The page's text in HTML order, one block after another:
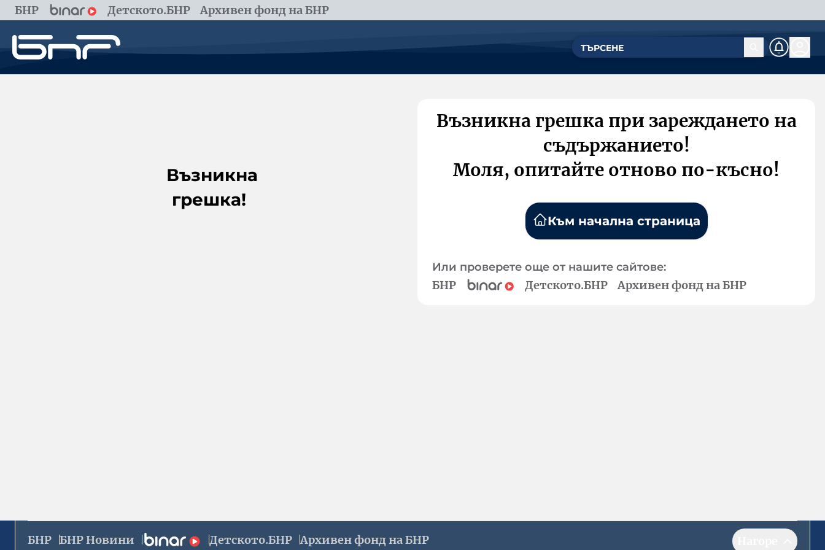
БНР Детското.БНР Архивен фонд на БНР
Възникна
грешка!
Възникна грешка при зареждането на
съдържанието!
Моля, опитайте отново по-късно!
Към начална страница
Или проверете още от нашите сайтове:
БНР Детското.БНР Архивен фонд на БНР
БНР БНР Новини Детското.БНР Архивен фонд на БНР